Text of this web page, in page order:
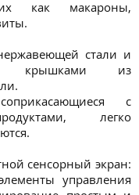
как макароны,
стали и
крышками из
с
легко
сенсорный экран:
управления